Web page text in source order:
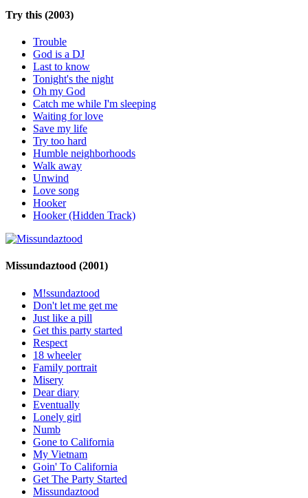
Try this (2003)
Trouble
God is a DJ
Last to know
Tonight's the night
Oh my God
Catch me while I'm sleeping
Waiting for love
Save my life
Try too hard
Humble neighborhoods
Walk away
Unwind
Love song
Hooker
Hooker (Hidden Track)
Missundaztood (2001)
M!ssundaztood
Don't let me get me
Just like a pill
Get this party started
Respect
18 wheeler
Family portrait
Misery
Dear diary
Eventually
Lonely girl
Numb
Gone to California
My Vietnam
Goin' To California
Get The Party Started
Missundaztood